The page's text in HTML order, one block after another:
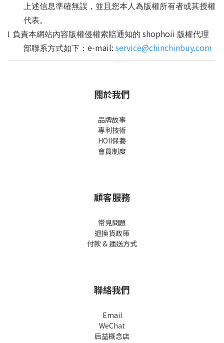
上述信息準確無誤，並且您本人為版權所有者或其授權
代表。
l 負責本網站內容版權侵權索賠通知的 shophoii 版權代理
部聯系方式如下： e-mail: service@chinchinbuy.com
關於我們
品牌故事
專利技術
HOII保養
會員制度
顧客服務
常見問題
退換貨政策
付款 & 運送方式
聯絡我們
Email
WeChat
后益概念店